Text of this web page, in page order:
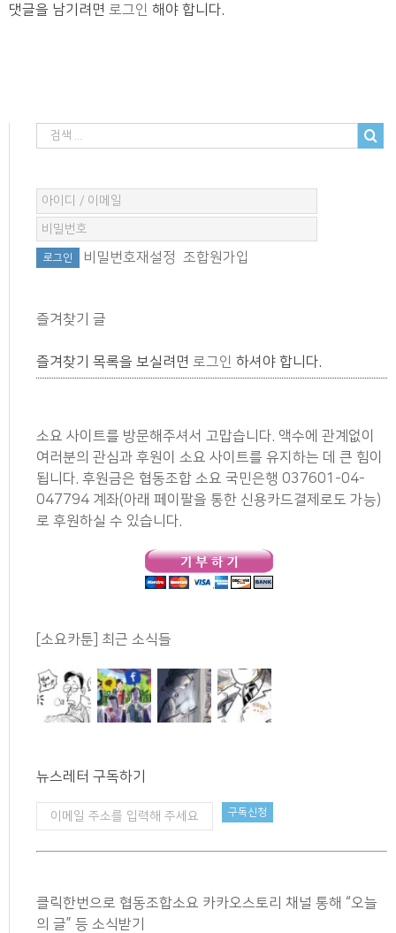
댓글을 남기려면 로그인 해야 합니다.
비밀번호재설정 조합원가입
즐겨찾기 글
즐겨찾기 목록을 보실려면 로그인 하셔야 합니다.
소요 사이트를 방문해주셔서 고맙습니다. 액수에 관계없이
여러분의 관심과 후원이 소요 사이트를 유지하는 데 큰 힘이
됩니다. 후원금은 협동조합 소요 국민은행 037601-04-
047794 계좌(아래 페이팔을 통한 신용카드결제로도 가능)
로 후원하실 수 있습니다.
[소요카툰] 최근 소식들
뉴스레터 구독하기
클릭한번으로 협동조합소요 카카오스토리 채널 통해 “오늘
의 글” 등 소식받기